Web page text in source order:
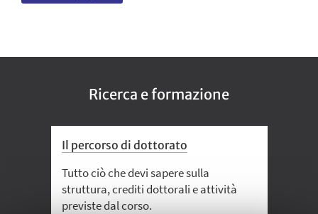
Ricerca e formazione
Il percorso di dottorato
Tutto ciò che devi sapere sulla
struttura, crediti dottorali e attività
previste dal corso.